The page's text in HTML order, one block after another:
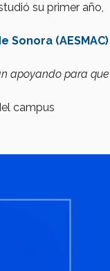
su primer año,
Sonora (AESMAC)
apoyando para que
campus